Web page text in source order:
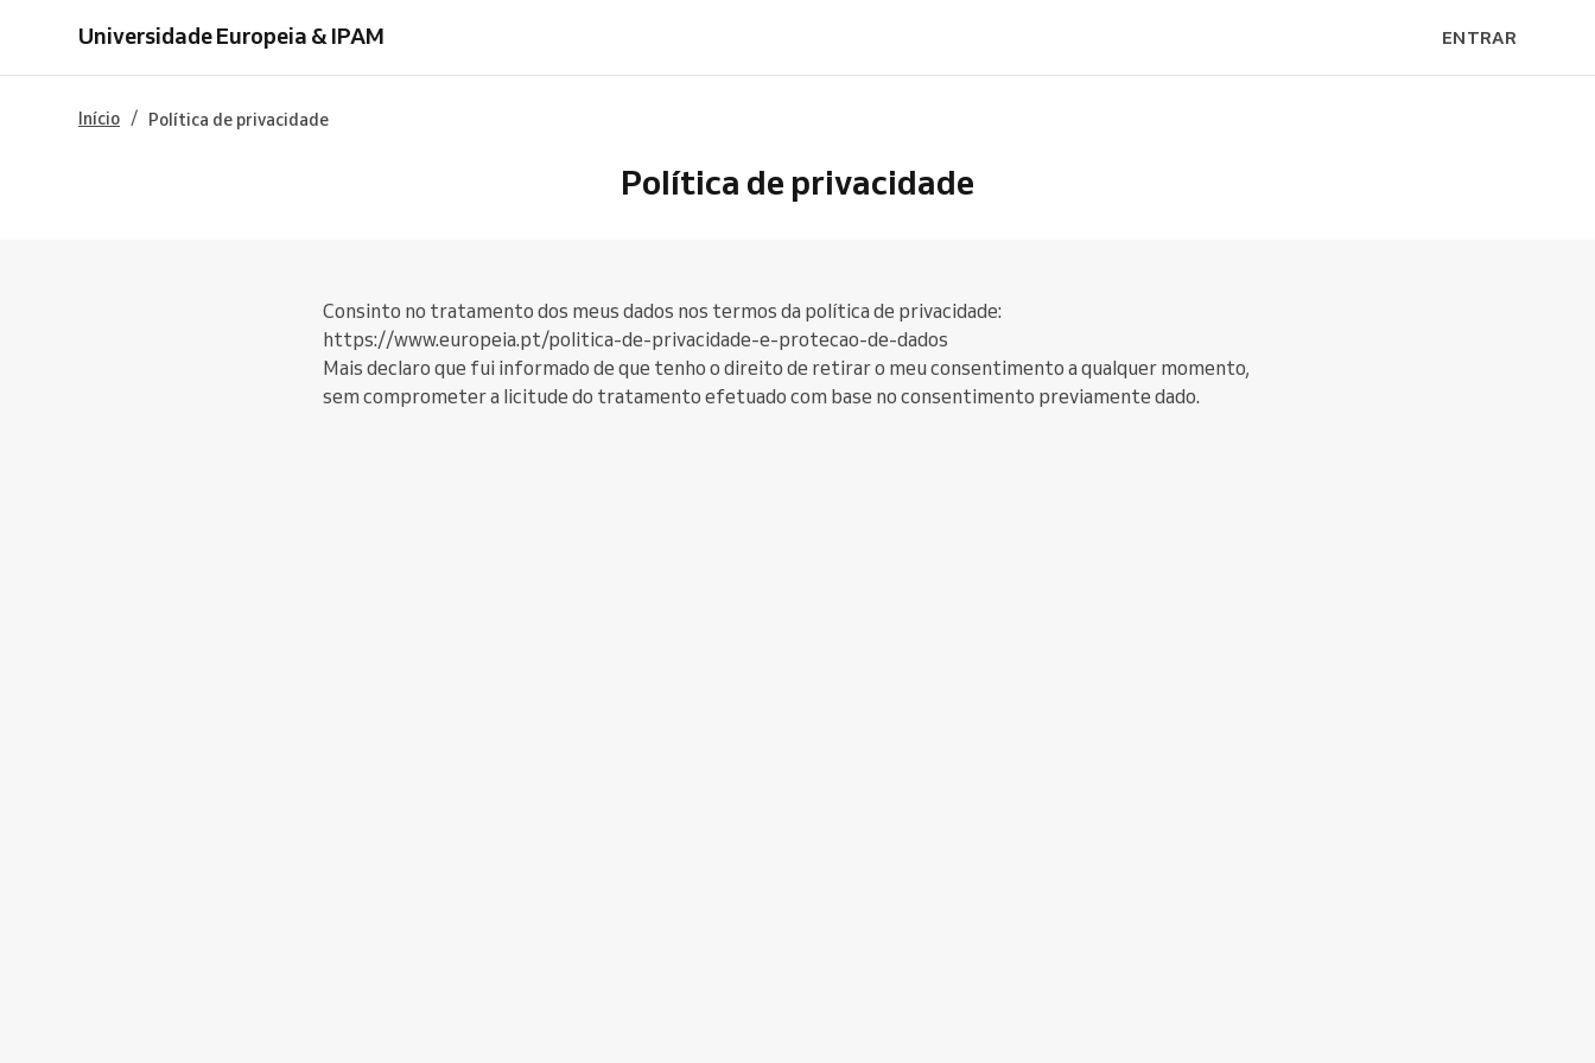
Universidade Europeia & IPAM ENTRAR
Início / Política de privacidade
Política de privacidade
Consinto no tratamento dos meus dados nos termos da política de privacidade:
https://www.europeia.pt/politica-de-privacidade-e-protecao-de-dados
Mais declaro que fui informado de que tenho o direito de retirar o meu consentimento a qualquer momento,
sem comprometer a licitude do tratamento efetuado com base no consentimento previamente dado.